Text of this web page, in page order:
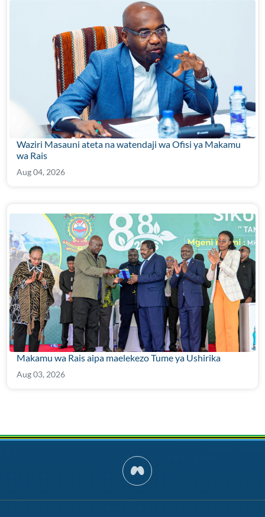
Waziri Masauni ateta na watendaji wa Ofisi ya Makamu
wa Rais
Aug 04, 2026
Makamu wa Rais aipa maelekezo Tume ya Ushirika
Aug 03, 2026